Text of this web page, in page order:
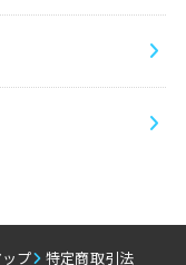
プ 特定商取引法